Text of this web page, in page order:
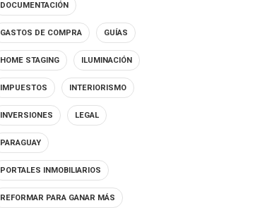
DOCUMENTACIÓN
GASTOS DE COMPRA GUÍAS
HOME STAGING ILUMINACIÓN
IMPUESTOS INTERIORISMO
INVERSIONES LEGAL
PARAGUAY
PORTALES INMOBILIARIOS
REFORMAR PARA GANAR MÁS